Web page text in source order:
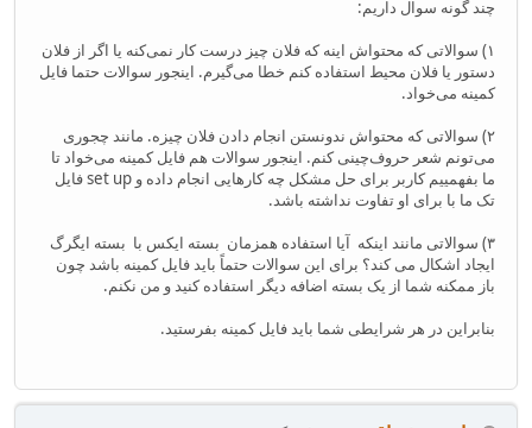
چند گونه سوال داریم:
۱) سوالاتی که محتواش اینه که فلان چیز درست کار نمی‌کنه یا اگر از فلان
دستور یا فلان محیط استفاده کنم خطا می‌گیرم. اینجور سوالات حتما فایل
کمینه می‌خواد.
۲) سوالاتی که محتواش ندونستن انجام دادن فلان چیزه. مانند چجوری
می‌تونم شعر حروف‌چینی کنم. اینجور سوالات هم فایل کمینه می‌خواد تا
ما بفهمییم کاربر برای حل مشکل چه کارهایی انجام داده و set up فایل
تک ما با برای او تفاوت نداشته باشد.
۳) سوالاتی مانند اینکه آیا استفاده همزمان بسته ایکس با بسته ایگرگ
ایجاد اشکال می کند؟ برای این سوالات حتماً باید فایل کمینه باشد چون
باز ممکنه شما از یک بسته اضافه دیگر استفاده کنید و من نکنم.
بنابراین در هر شرایطی شما باید فایل کمینه بفرستید.